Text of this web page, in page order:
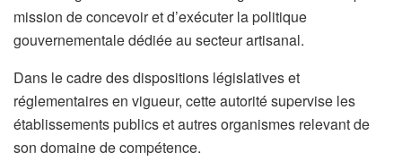
mission de concevoir et d’exécuter la politique
gouvernementale dédiée au secteur artisanal.
Dans le cadre des dispositions législatives et
réglementaires en vigueur, cette autorité supervise les
établissements publics et autres organismes relevant de
son domaine de compétence.